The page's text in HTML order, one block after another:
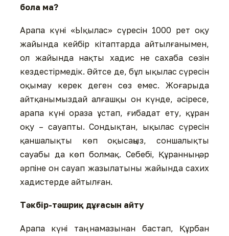
бола ма?
Арапа күні «Ықылас» сүресін 1000 рет оқу
жайында кейбір кітаптарда айтылғанымен,
ол жайында нақты хадис не сахаба сөзін
кездестірмедік. Әйтсе де, бұл ықылас сүресін
оқымау керек деген сөз емес. Жоғарыда
айтқанымыздай алғашқы он күнде, әсіресе,
арапа күні ораза ұстап, ғибадат ету, құран
оқу – сауапты. Сондықтан, ықылас сүресін
қаншалықты көп оқысаңыз, соншалықты
сауабы да көп болмақ. Себебі, Құранның әр
әрпіне он сауап жазылатыны жайында сахих
хадистерде айтылған.
Тәкбір-тәшриқ дұғасын айту
Арапа күні таң намазынан бастап, Құрбан